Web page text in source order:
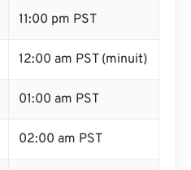
11:00 pm PST
12:00 am PST (minuit)
01:00 am PST
02:00 am PST